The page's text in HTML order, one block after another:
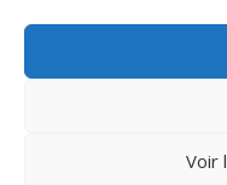
Voir